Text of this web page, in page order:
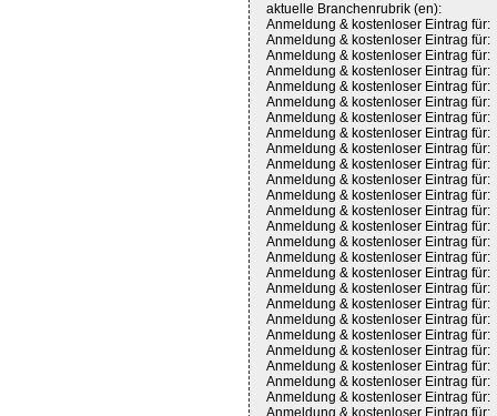
aktuelle Branchenrubrik (en):
Anmeldung & kostenloser Eintrag für:
Anmeldung & kostenloser Eintrag für:
Anmeldung & kostenloser Eintrag für:
Anmeldung & kostenloser Eintrag für:
Anmeldung & kostenloser Eintrag für:
Anmeldung & kostenloser Eintrag für:
Anmeldung & kostenloser Eintrag für:
Anmeldung & kostenloser Eintrag für:
Anmeldung & kostenloser Eintrag für:
Anmeldung & kostenloser Eintrag für:
Anmeldung & kostenloser Eintrag für:
Anmeldung & kostenloser Eintrag für:
Anmeldung & kostenloser Eintrag für:
Anmeldung & kostenloser Eintrag für:
Anmeldung & kostenloser Eintrag für:
Anmeldung & kostenloser Eintrag für:
Anmeldung & kostenloser Eintrag für:
Anmeldung & kostenloser Eintrag für:
Anmeldung & kostenloser Eintrag für:
Anmeldung & kostenloser Eintrag für:
Anmeldung & kostenloser Eintrag für:
Anmeldung & kostenloser Eintrag für:
Anmeldung & kostenloser Eintrag für:
Anmeldung & kostenloser Eintrag für:
Anmeldung & kostenloser Eintrag für: